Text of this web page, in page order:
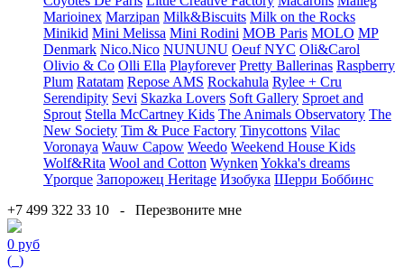
Marioinex Marzipan Milk&Biscuits Milk on the Rocks
Minikid Mini Melissa Mini Rodini MOB Paris MOLO MP
Denmark Nico.Nico NUNUNU Oeuf NYC Oli&Carol
Olivio & Co Olli Ella Playforever Pretty Ballerinas Raspberry
Plum Ratatam Repose AMS Rockahula Rylee + Cru
Serendipity Sevi Skazka Lovers Soft Gallery Sproet and
Sprout Stella McCartney Kids The Animals Observatory The
New Society Tim & Puce Factory Tinycottons Vilac
Voronaya Wauw Capow Weedo Weekend House Kids
Wolf&Rita Wool and Cotton Wynken Yokka's dreams
Yporque Запорожец Heritage Изобука Шерри Боббинс
+7 499 322 33 10 - Перезвоните мне
0 руб
( )